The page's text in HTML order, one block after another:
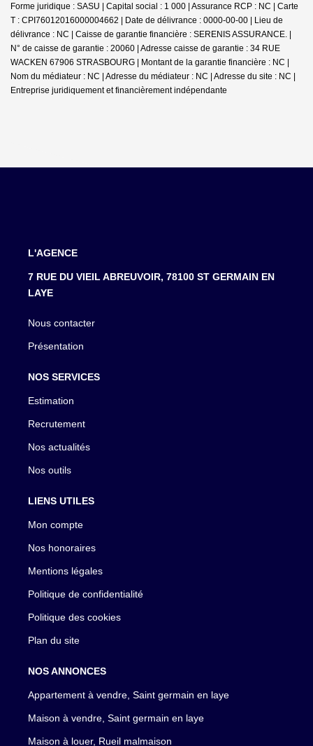
Forme juridique : SASU | Capital social : 1 000 | Assurance RCP : NC | Carte
T : CPI76012016000004662 | Date de délivrance : 0000-00-00 | Lieu de
délivrance : NC | Caisse de garantie financière : SERENIS ASSURANCE. |
N° de caisse de garantie : 20060 | Adresse caisse de garantie : 34 RUE
WACKEN 67906 STRASBOURG | Montant de la garantie financière : NC |
Nom du médiateur : NC | Adresse du médiateur : NC | Adresse du site : NC |
Entreprise juridiquement et financièrement indépendante
L'AGENCE
7 RUE DU VIEIL ABREUVOIR, 78100 ST GERMAIN EN
LAYE
Nous contacter
Présentation
NOS SERVICES
Estimation
Recrutement
Nos actualités
Nos outils
LIENS UTILES
Mon compte
Nos honoraires
Mentions légales
Politique de confidentialité
Politique des cookies
Plan du site
NOS ANNONCES
Appartement à vendre, Saint germain en laye
Maison à vendre, Saint germain en laye
Maison à louer, Rueil malmaison